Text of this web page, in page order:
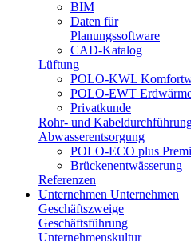
BIM
Daten für
Planungssoftware
CAD-Katalog
Lüftung
POLO-KWL
POLO-EWT
Privatkunde
Rohr- und
Abwasserentsorgung
POLO-ECO plus
Brückenentwässerung
Referenzen
Unternehmen Unternehmen
Geschäftszweige
Geschäftsführung
Unternehmenskultur